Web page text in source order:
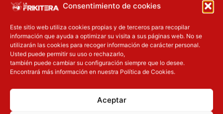
Consentimiento de cookies
Este sitio web utiliza cookies propias y de terceros para recopilar
información que ayuda a optimizar su visita a sus páginas web. No se
utilizarán las cookies para recoger información de carácter personal.
Usted puede permitir su uso o rechazarlo,
también puede cambiar su configuración siempre que lo desee.
Encontrará más información en nuestra Política de Cookies.
Aceptar
Dimensiones
OTROS PRODUCTOS QUE TE
El precio original era: 32.90€.
El precio actual es: 24.67€.